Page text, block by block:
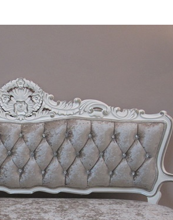
ที่นั่ง ขาไม้ บุผ้กำมะหยี่ พร้อมที่
เปลี่ยนสีหนังหรือตัวผ้าไ..
บาท 13,500 บาท
หยิบใส่ตระกร้า
โซฟาอาร์มแชร์พ
220 ซม 3